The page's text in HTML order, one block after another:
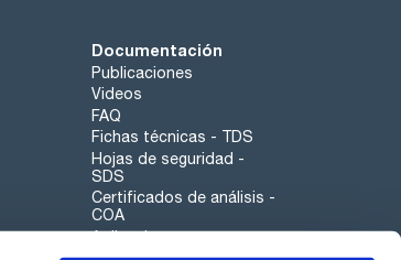
Documentación
Publicaciones
Videos
FAQ
Fichas técnicas - TDS
Hojas de seguridad -
SDS
Certificados de análisis -
COA
Aplicaciones